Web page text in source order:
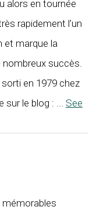
alors en tournée
rapidement l’un
et marque la
nombreux succès.
en 1979 chez
sur le blog : ... See
mémorables